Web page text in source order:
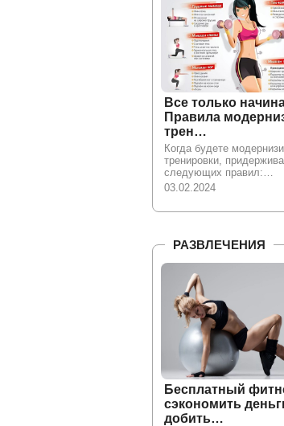
Все только
Правила
трен…
Когда будете
тренировки,
следующих правил:…
03.02.2024
РАЗВЛЕЧЕНИЯ
Бесплатный
сэкономить
добить…